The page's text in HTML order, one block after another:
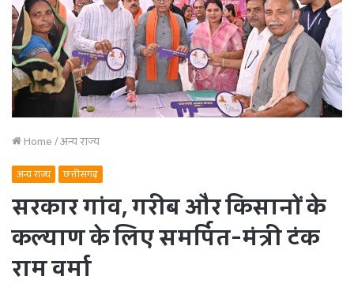
Home/अन्य राज्य
अन्य राज्य छत्तीसगढ़
सरकार गांव, गरीब और किसानों के
कल्याण के लिए समर्पित-मंत्री टंक
राम वर्मा